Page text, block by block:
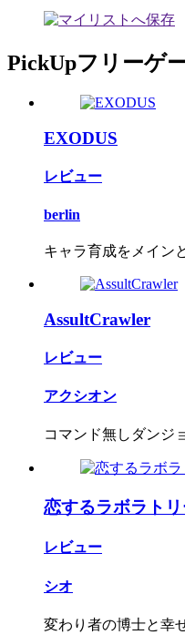
PickUpフリーゲ
EXODUS
レビュー
berlin
キャラ育成をメイン
AssultCrawler
レビュー
アクシオン
コマンド無しダンジ
恋するラボラトリ
レビュー
シオ
変わり者の博士と幸